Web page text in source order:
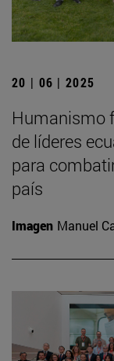
20 | 06 | 2025
Humanismo
de líderes
para
país
Imagen Manuel